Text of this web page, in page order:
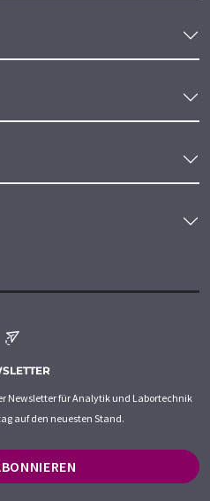
Newsletter für Analytik und Labortechnik
auf den neuesten Stand.